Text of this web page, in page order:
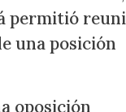
permitió
una posición
oposición